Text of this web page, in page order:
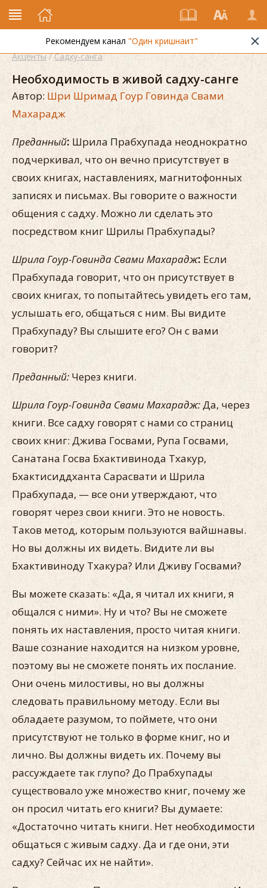
Рекомендуем канал "Один кришнаит"
Акценты/Садху-санга
Необходимость в живой садху-санге
Автор: Шри Шримад Гоур Говинда Свами
Махарадж
Преданный: Шрила Прабхупада неоднократно
подчеркивал, что он вечно присутствует в
своих книгах, наставлениях, магнитофонных
записях и письмах. Вы говорите о важности
общения с садху. Можно ли сделать это
посредством книг Шрилы Прабхупады?
Шрила Гоур-Говинда Свами Махарадж: Если
Прабхупада говорит, что он присутствует в
своих книгах, то попытайтесь увидеть его там,
услышать его, общаться с ним. Вы видите
Прабхупаду? Вы слышите его? Он с вами
говорит?
Преданный: Через книги.
Шрила Гоур-Говинда Свами Махарадж:Да, через
книги. Все садху говорят с нами со страниц
своих книг: Джива Госвами, Рупа Госвами,
Санатана Госва Бхактивинода Тхакур,
Бхактисиддханта Сарасвати и Шрила
Прабхупада, — все они утверждают, что
говорят через свои книги. Это не новость.
Таков метод, которым пользуются вайшнавы.
Но вы должны их видеть. Видите ли вы
Бхактивиноду Тхакура? Или Дживу Госвами?
Вы можете сказать: «Да, я читал их книги, я
общался с ними». Ну и что? Вы не сможете
понять их наставления, просто читая книги.
Ваше сознание находится на низком уровне,
поэтому вы не сможете понять их послание.
Они очень милостивы, но вы должны
следовать правильному методу. Если вы
обладаете разумом, то поймете, что они
присутствуют не только в форме книг, но и
лично. Вы должны видеть их. Почему вы
рассуждаете так глупо? До Прабхупады
существовало уже множество книг, почему же
он просил читать его книги? Вы думаете:
«Достаточно читать книги. Нет необходимости
общаться с живым садху. Да и где они, эти
садху? Сейчас их не найти».